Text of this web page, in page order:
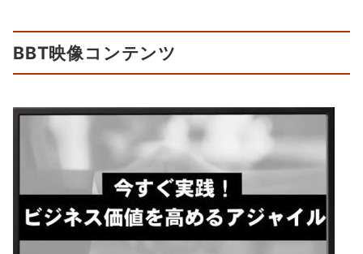
BBT映像コンテンツ